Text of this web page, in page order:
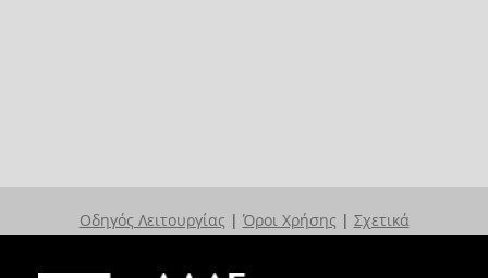
Οδηγός Λειτουργίας | Όροι Χρήσης | Σχετικά